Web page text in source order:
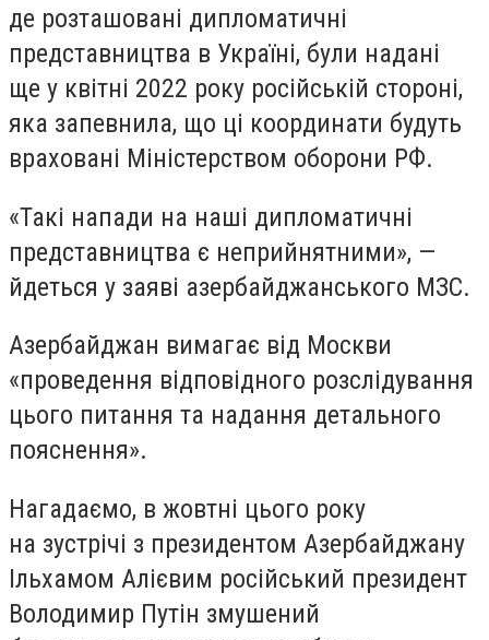
де розташовані дипломатичні
представництва в Україні, були надані
ще у квітні 2022 року російській стороні,
яка запевнила, що ці координати будуть
враховані Міністерством оборони РФ.
«Такі напади на наші дипломатичні
представництва є неприйнятними», —
йдеться у заяві азербайджанського МЗС.
Азербайджан вимагає від Москви
«проведення відповідного розслідування
цього питання та надання детального
пояснення».
Нагадаємо, в жовтні цього року
на зустрічі з президентом Азербайджану
Ільхамом Алієвим російський президент
Володимир Путін змушений